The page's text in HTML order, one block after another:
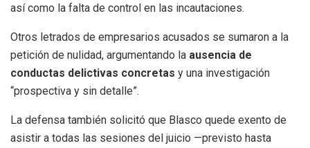
así como la falta de control en las incautaciones.
Otros letrados de empresarios acusados se sumaron a la
petición de nulidad, argumentando la ausencia de
conductas delictivas concretas y una investigación
“prospectiva y sin detalle”.
La defensa también solicitó que Blasco quede exento de
asistir a todas las sesiones del juicio —previsto hasta